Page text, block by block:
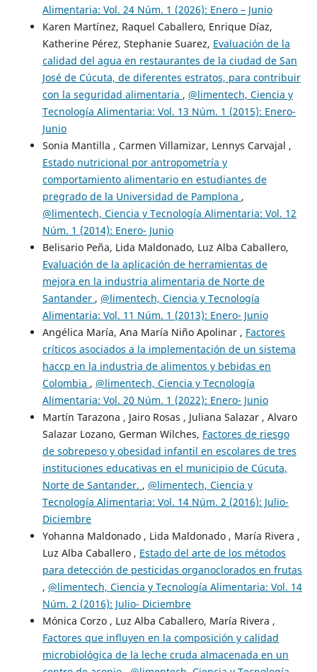
Alimentaria: Vol. 24 Núm. 1 (2026): Enero – Junio
Karen Martínez, Raquel Caballero, Enrique Díaz,
Katherine Pérez, Stephanie Suarez, Evaluación de la
calidad del agua en restaurantes de la ciudad de San
José de Cúcuta, de diferentes estratos, para contribuir
con la seguridad alimentaria , @limentech, Ciencia y
Tecnología Alimentaria: Vol. 13 Núm. 1 (2015): Enero-
Junio
Sonia Mantilla , Carmen Villamizar, Lennys Carvajal ,
Estado nutricional por antropometría y
comportamiento alimentario en estudiantes de
pregrado de la Universidad de Pamplona ,
@limentech, Ciencia y Tecnología Alimentaria: Vol. 12
Núm. 1 (2014): Enero- Junio
Belisario Peña, Lida Maldonado, Luz Alba Caballero,
Evaluación de la aplicación de herramientas de
mejora en la industria alimentaria de Norte de
Santander , @limentech, Ciencia y Tecnología
Alimentaria: Vol. 11 Núm. 1 (2013): Enero- Junio
Angélica María, Ana María Niño Apolinar , Factores
críticos asociados a la implementación de un sistema
haccp en la industria de alimentos y bebidas en
Colombia , @limentech, Ciencia y Tecnología
Alimentaria: Vol. 20 Núm. 1 (2022): Enero- Junio
Martín Tarazona , Jairo Rosas , Juliana Salazar , Alvaro
Salazar Lozano, German Wilches, Factores de riesgo
de sobrepeso y obesidad infantil en escolares de tres
instituciones educativas en el municipio de Cúcuta,
Norte de Santander. , @limentech, Ciencia y
Tecnología Alimentaria: Vol. 14 Núm. 2 (2016): Julio-
Diciembre
Yohanna Maldonado , Lida Maldonado , María Rivera ,
Luz Alba Caballero , Estado del arte de los métodos
para detección de pesticidas organoclorados en frutas
, @limentech, Ciencia y Tecnología Alimentaria: Vol. 14
Núm. 2 (2016): Julio- Diciembre
Mónica Corzo , Luz Alba Caballero, María Rivera ,
Factores que influyen en la composición y calidad
microbiológica de la leche cruda almacenada en un